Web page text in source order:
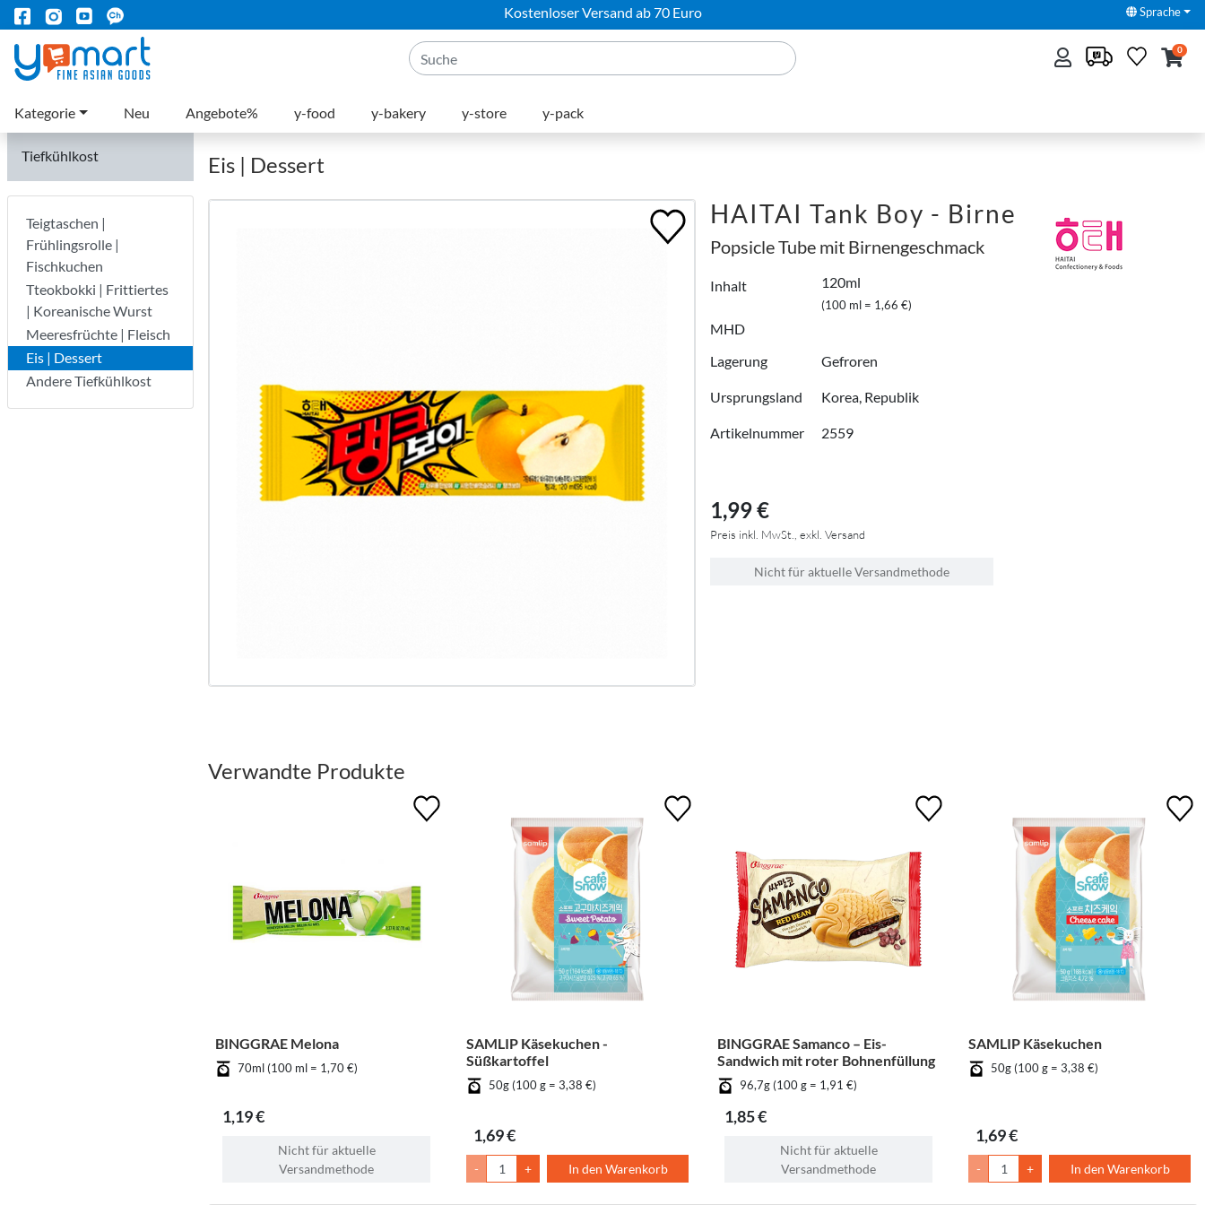
Kostenloser Versand ab 70 Euro Sprache
0
Kategorie Neu Angebote% y-food y-bakery y-store y-pack
Tiefkühlkost
Teigtaschen |
Frühlingsrolle |
Fischkuchen
Tteokbokki | Frittiertes
| Koreanische Wurst
Meeresfrüchte | Fleisch
Eis | Dessert
Andere Tiefkühlkost
Eis | Dessert
HAITAI Tank Boy - Birne
Popsicle Tube mit Birnengeschmack
Inhalt 120ml
(100 ml = 1,66 €)
MHD
Lagerung
Gefroren
Ursprungsland Korea, Republik
Artikelnummer 2559
1,99 €
Preis inkl. MwSt., exkl. Versand
Nicht für aktuelle Versandmethode
Verwandte Produkte
BINGGRAE Melona
70ml (100 ml = 1,70 €)
1,19 €
Nicht für aktuelle
Versandmethode
SAMLIP Käsekuchen -
Süßkartoffel
50g (100 g = 3,38 €)
1,69 €
- + In den Warenkorb
BINGGRAE Samanco – Eis-
Sandwich mit roter Bohnenfüllung
96,7g (100 g = 1,91 €)
1,85 €
Nicht für aktuelle
Versandmethode
SAMLIP Käsekuchen
50g (100 g = 3,38 €)
1,69 €
- + In den Warenkorb